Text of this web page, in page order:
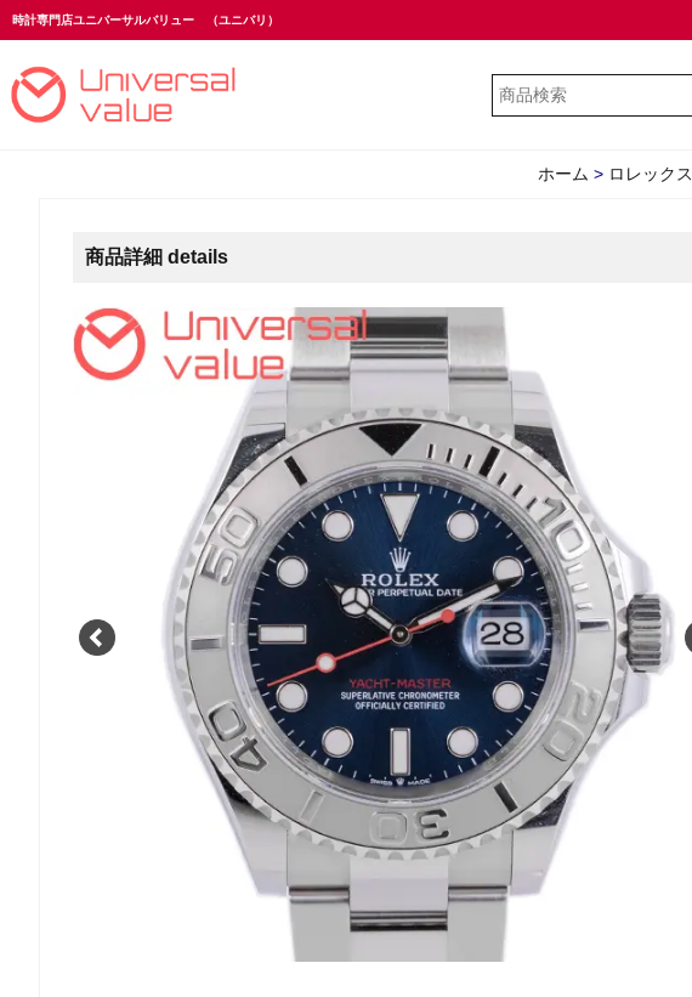
時計専門店ユニバーサルバリュー （ユニバリ）
ホーム > ロレックス
商品詳細 details